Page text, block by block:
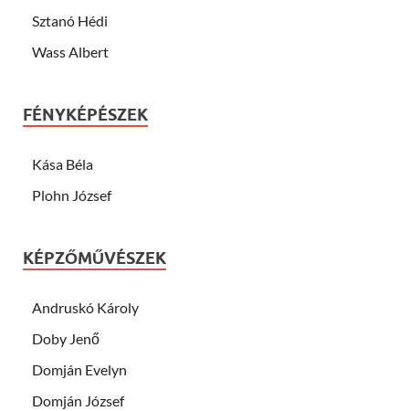
Sztanó Hédi
Wass Albert
FÉNYKÉPÉSZEK
Kása Béla
Plohn József
KÉPZŐMŰVÉSZEK
Andruskó Károly
Doby Jenő
Domján Evelyn
Domján József